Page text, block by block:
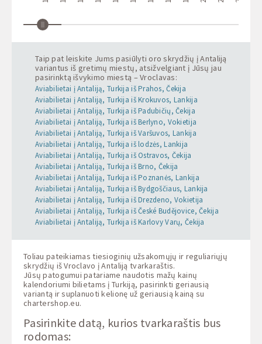
Taip pat leiskite Jums pasiūlyti oro skrydžių į Antaliją
variantus iš gretimų miestų, atsižvelgiant į Jūsų jau
pasirinktą išvykimo miestą – Vroclavas:
Aviabilietai į Antaliją, Turkija iš Prahos, Čekija
Aviabilietai į Antaliją, Turkija iš Krokuvos, Lankija
Aviabilietai į Antaliją, Turkija iš Padubičių, Čekija
Aviabilietai į Antaliją, Turkija iš Berlyno, Vokietija
Aviabilietai į Antaliją, Turkija iš Varšuvos, Lankija
Aviabilietai į Antaliją, Turkija iš lodzės, Lankija
Aviabilietai į Antaliją, Turkija iš Ostravos, Čekija
Aviabilietai į Antaliją, Turkija iš Brno, Čekija
Aviabilietai į Antaliją, Turkija iš Poznanės, Lankija
Aviabilietai į Antaliją, Turkija iš Bydgoščiaus, Lankija
Aviabilietai į Antaliją, Turkija iš Drezdeno, Vokietija
Aviabilietai į Antaliją, Turkija iš České Budějovice, Čekija
Aviabilietai į Antaliją, Turkija iš Karlovy Varų, Čekija
Toliau pateikiamas tiesioginių užsakomųjų ir reguliariųjų
skrydžių iš Vroclavo į Antaliją tvarkaraštis.
Jūsų patogumui patariame naudotis mažų kainų
kalendoriumi bilietams į Turkiją, pasirinkti geriausią
variantą ir suplanuoti kelionę už geriausią kainą su
chartershop.eu.
Pasirinkite datą, kurios tvarkaraštis bus
rodomas: